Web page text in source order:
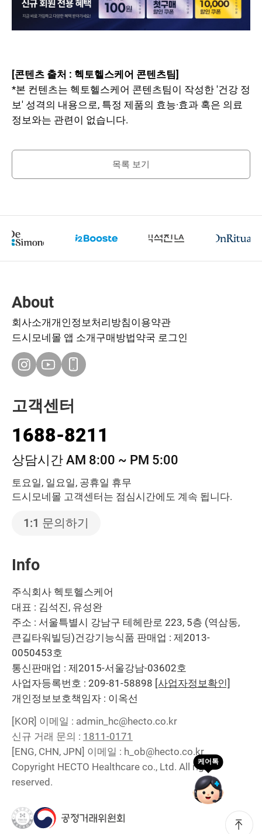
[콘텐츠 출처 : 헥토헬스케어 콘텐츠팀]
*본 컨텐츠는 헥토헬스케어 콘텐츠팀이 작성한 '건강 정
보' 성격의 내용으로, 특정 제품의 효능·효과 혹은 의료
정보와는 관련이 없습니다.
목록 보기
About
회사소개개인정보처리방침이용약관
드시모네몰 앱 소개구매방법약국 로그인
고객센터
1688-8211
상담시간 AM 8:00 ~ PM 5:00
토요일, 일요일, 공휴일 휴무
드시모네몰 고객센터는 점심시간에도 계속 됩니다.
1:1 문의하기
Info
주식회사 헥토헬스케어
대표 : 김석진, 유성완
주소 : 서울특별시 강남구 테헤란로 223, 5층 (역삼동,
큰길타워빌딩)건강기능식품 판매업 : 제2013-
0050453호
통신판매업 : 제2015-서울강남-03602호
사업자등록번호 : 209-81-58898 [사업자정보확인]
개인정보보호책임자 : 이옥선
[KOR] 이메일 : admin_hc@hecto.co.kr
신규 거래 문의 : 1811-0171
[ENG, CHN, JPN] 이메일 : h_ob@hecto.co.kr
Copyright HECTO Healthcare co., Ltd. All right
reserved.